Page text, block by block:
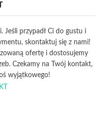
Jeśli przypadł Ci do gustu i
skontaktuj się z nami!
ofertę i dostosujemy
Czekamy na Twój kontakt,
wyjątkowego!